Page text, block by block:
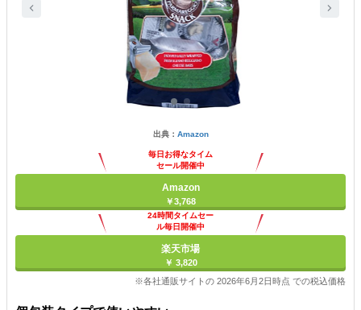
出典： Amazon
毎日お得なタイム
セール開催中
Amazon
￥3,768
24時間タイムセー
ル毎日開催中
楽天市場
￥ 3,820
※各社通販サイトの 2026年6月2日時点 での税込価格